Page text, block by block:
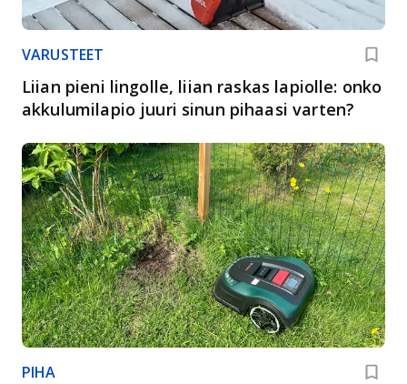
VARUSTEET
Liian pieni lingolle, liian raskas lapiolle: onko
akkulumilapio juuri sinun pihaasi varten?
PIHA